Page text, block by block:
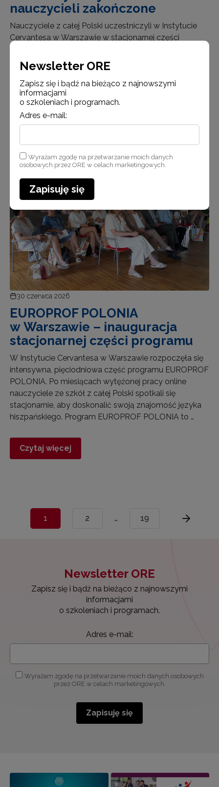
nauczycieli zakończone
Nauczyciele z całej Polski uczestniczyli w Instytucie
Cervantesa w Warszawie w stacjonarnej części
rozwijali swoje kompetencje w zakresie języka
hiszpańskiego i kultury iberyjskiej. EUROPROF
POLONIA jest efektem międzynarodowej współpracy
Ośrodka Rozwoj…
Czytaj więcej
Aktualności
30 czerwca 2026
EUROPROF POLONIA
w Warszawie – inauguracja
stacjonarnej części programu
W Instytucie Cervantesa w Warszawie rozpoczęła się
intensywna, pięciodniowa część programu EUROPROF
POLONIA. Po miesiącach wytężonej pracy online
nauczyciele ze szkół z całej Polski spotkali się
stacjonarnie, aby doskonalić swoją znajomość języka
hiszpańskiego. Program EUROPROF POLONIA to …
Czytaj więcej
1 2 … 19
Newsletter ORE
Zapisz się i bądź na bieżąco z najnowszymi
informacjami
o szkoleniach i programach.
Adres e-mail:
Wyrażam zgodę na przetwarzanie moich danych osobowych
przez ORE w celach marketingowych.
Zapisuję się
Newsletter ORE
Zapisz się i bądź na bieżąco z najnowszymi
informacjami
o szkoleniach i programach.
Adres e-mail:
Wyrażam zgodę na przetwarzanie moich danych
osobowych przez ORE w celach marketingowych.
Zapisuję się